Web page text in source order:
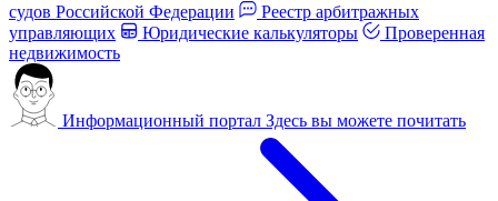
судов Российской Федерации
Реестр арбитражных
управляющих
Юридические калькуляторы
Проверенная
недвижимость
Информационный портал Здесь вы можете почитать